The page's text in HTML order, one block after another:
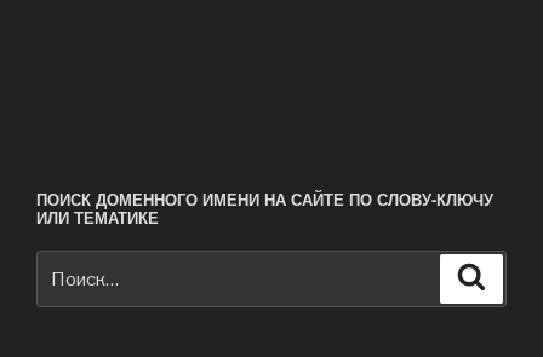
ПОИСК ДОМЕННОГО ИМЕНИ НА САЙТЕ ПО СЛОВУ-КЛЮЧУ
ИЛИ ТЕМАТИКЕ